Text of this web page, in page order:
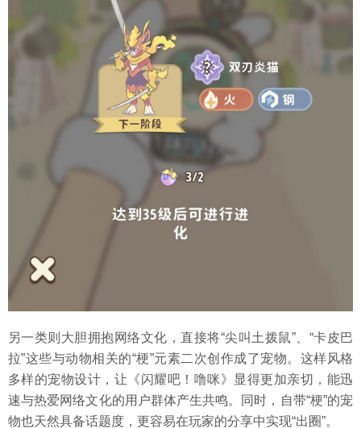
另一类则大胆拥抱网络文化，直接将“尖叫土拨鼠”、“卡皮巴
拉”这些与动物相关的“梗”元素二次创作成了宠物。这样风格
多样的宠物设计，让《闪耀吧！噜咪》显得更加亲切，能迅
速与热爱网络文化的用户群体产生共鸣。同时，自带“梗”的宠
物也天然具备话题度，更容易在玩家的分享中实现“出圈”。